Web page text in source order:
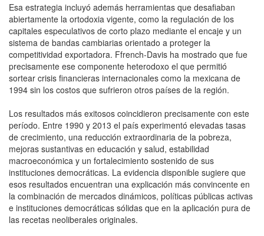
Esa estrategia incluyó además herramientas que desafiaban
abiertamente la ortodoxia vigente, como la regulación de los
capitales especulativos de corto plazo mediante el encaje y un
sistema de bandas cambiarias orientado a proteger la
competitividad exportadora. Ffrench-Davis ha mostrado que fue
precisamente ese componente heterodoxo el que permitió
sortear crisis financieras internacionales como la mexicana de
1994 sin los costos que sufrieron otros países de la región.
Los resultados más exitosos coincidieron precisamente con este
período. Entre 1990 y 2013 el país experimentó elevadas tasas
de crecimiento, una reducción extraordinaria de la pobreza,
mejoras sustantivas en educación y salud, estabilidad
macroeconómica y un fortalecimiento sostenido de sus
instituciones democráticas. La evidencia disponible sugiere que
esos resultados encuentran una explicación más convincente en
la combinación de mercados dinámicos, políticas públicas activas
e instituciones democráticas sólidas que en la aplicación pura de
las recetas neoliberales originales.